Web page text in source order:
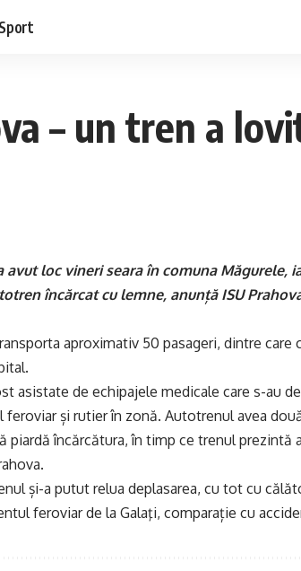
Sport
– un tren a
loc vineri seara în comuna Măgurele,
încărcat cu lemne, anunță ISU
aproximativ 50 pasageri, dintre care
asistate de echipajele medicale care s-au
și rutier în zonă. Autotrenul avea
piardă încărcătura, în timp ce trenul prezintă
și-a putut relua deplasarea, cu tot cu
feroviar de la Galaţi, comparație cu